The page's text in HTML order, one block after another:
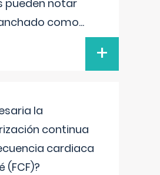
pueden notar
como...
+
la
continua
cardiaca
(FCF)?